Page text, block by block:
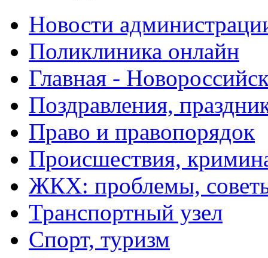
Новости
Поликлиника онлайн
Главная -
Поздравления,
Право и правопорядок
Происшествия,
ЖКХ: проблемы,
Транспортный узел
Спорт, туризм